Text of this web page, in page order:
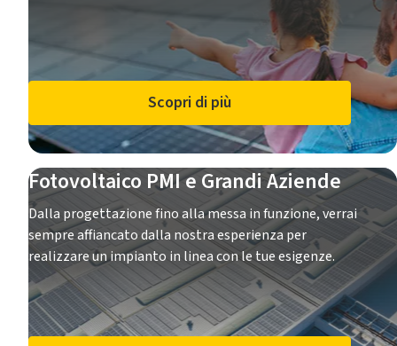
Scopri di più
Fotovoltaico PMI e Grandi Aziende
Dalla progettazione fino alla messa in funzione, verrai
sempre affiancato dalla nostra esperienza per
realizzare un impianto in linea con le tue esigenze.